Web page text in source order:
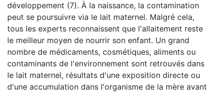
développement (7). À la naissance, la contamination
peut se poursuivre via le lait maternel. Malgré cela,
tous les experts reconnaissent que l'allaitement reste
le meilleur moyen de nourrir son enfant. Un grand
nombre de médicaments, cosmétiques, aliments ou
contaminants de l'environnement sont retrouvés dans
le lait maternel, résultats d'une exposition directe ou
d'une accumulation dans l'organisme de la mère avant